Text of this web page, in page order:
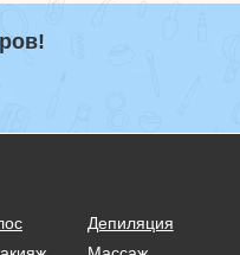
Депиляция